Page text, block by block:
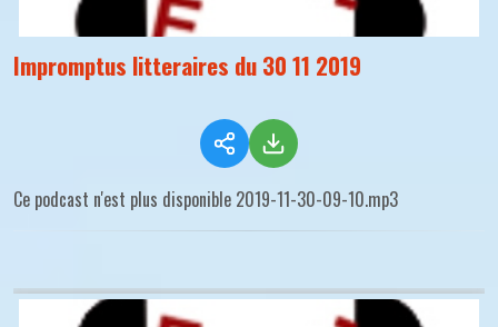
Impromptus litteraires du 30 11 2019
Ce podcast n'est plus disponible 2019-11-30-09-10.mp3